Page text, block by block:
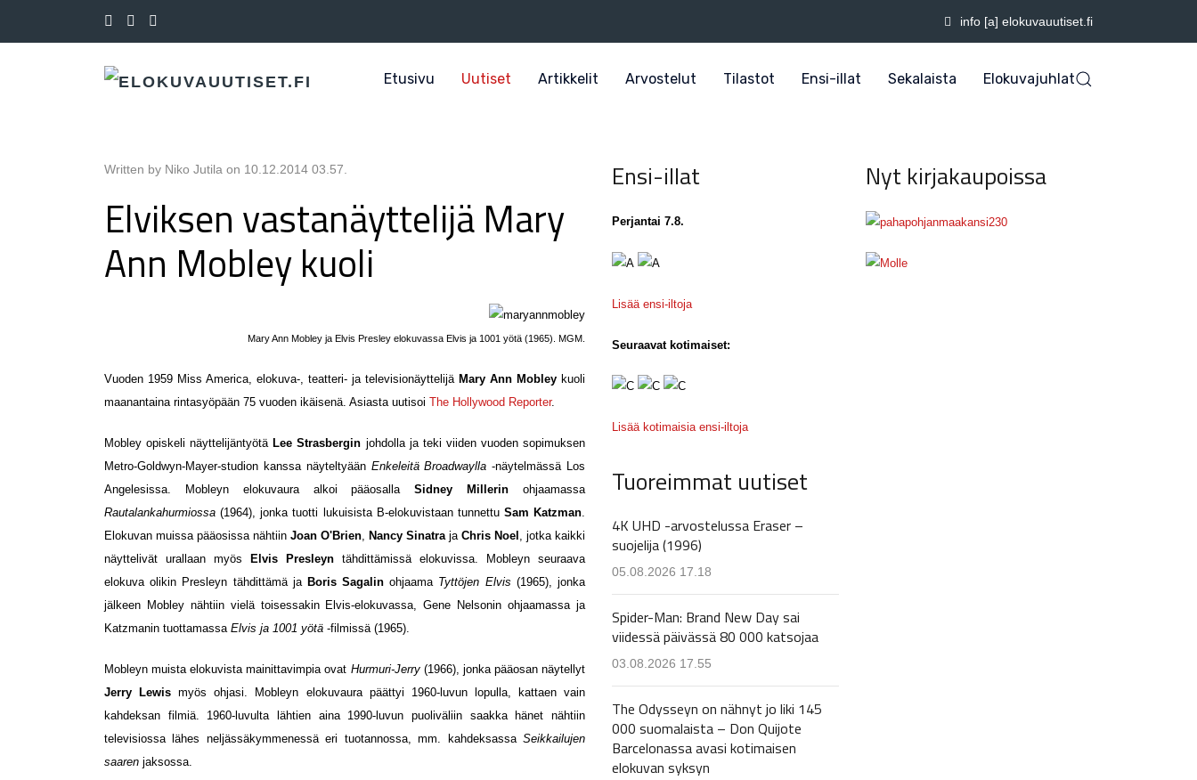
info [a] elokuvauutiset.fi
Etusivu Uutiset Artikkelit Arvostelut Tilastot Ensi-illat Sekalaista Elokuvajuhlat
Written by Niko Jutila on 10.12.2014 03.57
Elviksen vastanäyttelijä Mary
Ann Mobley kuoli
Mary Ann Mobley ja Elvis Presley elokuvassa Elvis ja 1001 yötä (1965). MGM.
Vuoden 1959 Miss America, elokuva-, teatteri- ja televisionäyttelijä Mary Ann Mobley kuoli
maanantaina rintasyöpään 75 vuoden ikäisenä. Asiasta uutisoi The Hollywood Reporter.
Mobley opiskeli näyttelijäntyötäLee Strasbergin johdolla ja teki viiden vuoden sopimuksen
Metro-Goldwyn-Mayer-studion kanssa näyteltyään Enkeleitä Broadwaylla -näytelmässä Los
Angelesissa. Mobleyn elokuvaura alkoi pääosallaSidney Millerin ohjaamassa
Rautalankahurmiossa (1964), jonka tuotti lukuisista B-elokuvistaan tunnettu Sam Katzman
Elokuvan muissa pääosissa nähtiin Joan O'Brien Nancy Sinatra ja Chris Noel , jotka kaikki
näyttelivät urallaan myös Elvis Presleyn tähdittämissä elokuvissa. Mobleyn seuraava
elokuva olikin Presleyn tähdittämä ja Boris Sagalin ohjaama Tyttöjen Elvis (1965), jonka
jälkeen Mobley nähtiin vielä toisessakin Elvis-elokuvassa, Gene Nelsonin ohjaamassa ja
Katzmanin tuottamassa Elvis ja 1001 yötä -filmissä (1965).
Mobleyn muista elokuvista mainittavimpia ovat Hurmuri-Jerry(1966), jonka pääosan näytellyt
Jerry Lewis myös ohjasi. Mobleyn elokuvaura päättyi 1960-luvun lopulla, kattaen vain
kahdeksan filmiä. 1960-luvulta lähtien aina 1990-luvun puoliväliin saakka hänet nähtiin
televisiossa lähes neljässäkymmenessä eri tuotannossa, mm. kahdeksassa Seikkailujen
saaren jaksossa.
Ensi-illat
Perjantai 7.8.
Lisää ensi-iltoja
Seuraavat kotimaiset:
Lisää kotimaisia ensi-iltoja
Tuoreimmat uutiset
4K UHD -arvostelussa Eraser –
suojelija (1996)
05.08.2026 17.18
Spider-Man: Brand New Day sai
viidessä päivässä 80 000 katsojaa
03.08.2026 17.55
The Odysseyn on nähnyt jo liki 145
000 suomalaista – Don Quijote
Barcelonassa avasi kotimaisen
elokuvan syksyn
Nyt kirjakaupoissa